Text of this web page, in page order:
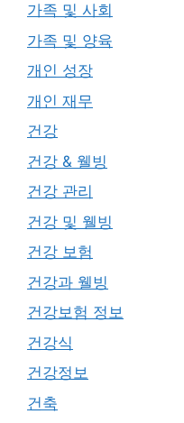
가족 및 사회
가족 및 양육
개인 성장
개인 재무
건강
건강 & 웰빙
건강 관리
건강 및 웰빙
건강 보험
건강과 웰빙
건강보험 정보
건강식
건강정보
건축